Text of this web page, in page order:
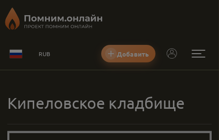
RUB Добавить
Кипеловское кладбище